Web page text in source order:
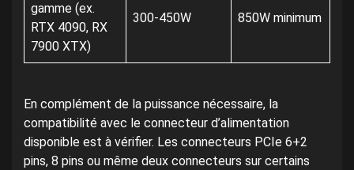
gamme (ex.
RTX 4090, RX
7900 XTX)
300-450W 850W minimum
En complément de la puissance nécessaire, la
compatibilité avec le connecteur d’alimentation
disponible est à vérifier. Les connecteurs PCIe 6+2
pins, 8 pins ou même deux connecteurs sur certains